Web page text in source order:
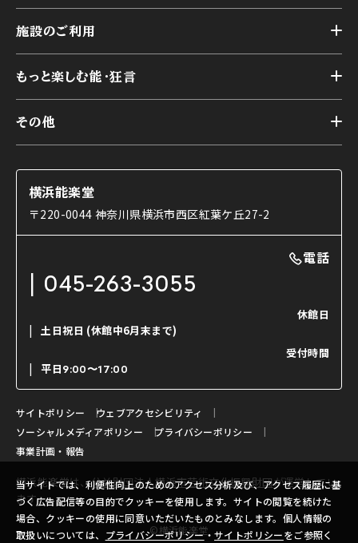
当サイトでは、利便性向上のためのアクセス分析及び、アクセス履歴に基
づく広告配信等の目的でクッキーを使用します。サイトの閲覧を続けた
場合、クッキーの使用に同意いただいたものとみなします。個人情報の
取扱いについては、 プライバシーポリシー・サイトポリシーをご参照く
横浜能楽堂が取り組んだ事業
能舞台の歴史と特徴
様々なお客様に向けて
本舞台座席
交通アクセス
アーカイブ
施設のご利用
第二舞台
研修室
楽屋
ご利用の流れ
利用料金表
もっと楽しむ能・狂言
能舞台と演じ手
使用する道具
能・狂言の曲目説明
日本の古典芸能
その他
コラム
OTABISHO
チケット購入方法
ご寄附について
よくいただくご質問
お問い合わせ
横浜能楽堂
〒220-0044 神奈川県横浜市西区紅葉ケ丘27-2
電話
045-263-3055
休館日
土日祝日 (休館中6月末まで)
受付時間
平日9:00〜17:00
サイトポリシー
ウェブアクセシビリティ
ソーシャルメディアポリシー
プライバシーポリシー
事業計画・報告
横浜能楽堂は、公益財団法人横浜市芸術文化振興財団が運営してい
ます。
©横浜能楽堂